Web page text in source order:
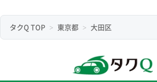
タクQ TOP 東京都 大田区